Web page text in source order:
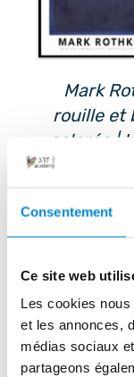
Consentement
Ce site web
Les cookies
et les annonces,
médias sociaux
partageons
Mark
rouille et
colorée |
peinture
Le
clés